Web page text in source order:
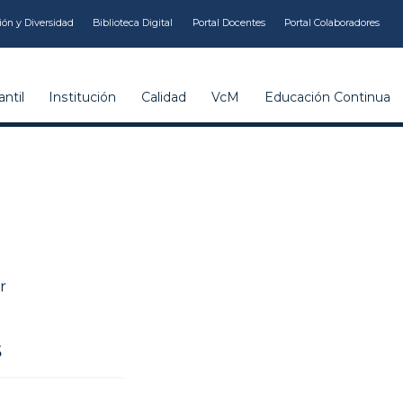
y Diversidad Biblioteca Digital Portal Docentes Portal Colaboradores
Institución Calidad VcM Educación Continua